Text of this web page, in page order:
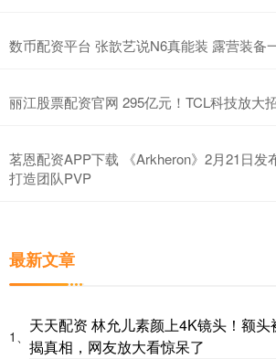
数币配资平台 张歆艺说N6真能装 露营装备
丽江股票配资官网 295亿元！TCL科技放大
茗恩配资APP下载 《Arkheron》2月21日发
打造团队PVP
最新文章
1、
天天配资 林允儿素颜上4K镜头！额
揭真相，网友放大看惊呆了